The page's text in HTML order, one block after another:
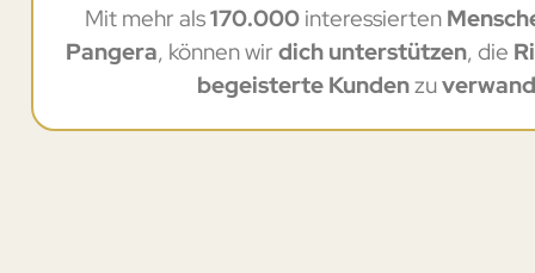
Mit mehr als170.000interessierten
Pangera, können wirdich unterstützen, die
begeisterte Kundenzu